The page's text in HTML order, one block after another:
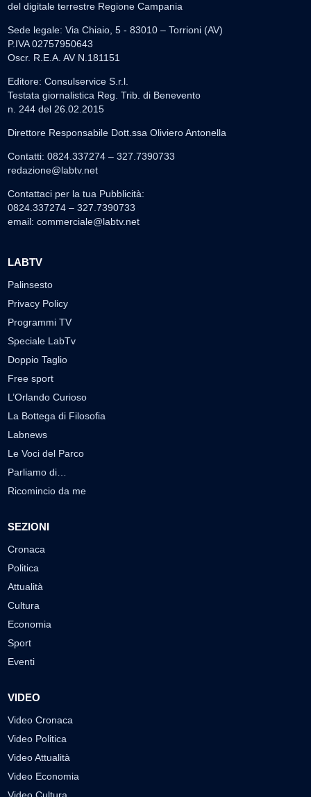
del digitale terrestre Regione Campania
Sede legale: Via Chiaio, 5 - 83010 – Torrioni (AV)
P.IVA 02757950643
Oscr. R.E.A. AV N.181151
Editore: Consulservice S.r.l.
Testata giornalistica Reg. Trib. di Benevento
n. 244 del 26.02.2015
Direttore Responsabile Dott.ssa Oliviero Antonella
Contatti: 0824.337274 – 327.7390733
redazione@labtv.net
Contattaci per la tua Pubblicità:
0824.337274 – 327.7390733
email: commerciale@labtv.net
LABTV
Palinsesto
Privacy Policy
Programmi TV
Speciale LabTv
Doppio Taglio
Free sport
L’Orlando Curioso
La Bottega di Filosofia
Labnews
Le Voci del Parco
Parliamo di…
Ricomincio da me
SEZIONI
Cronaca
Politica
Attualità
Cultura
Economia
Sport
Eventi
VIDEO
Video Cronaca
Video Politica
Video Attualità
Video Economia